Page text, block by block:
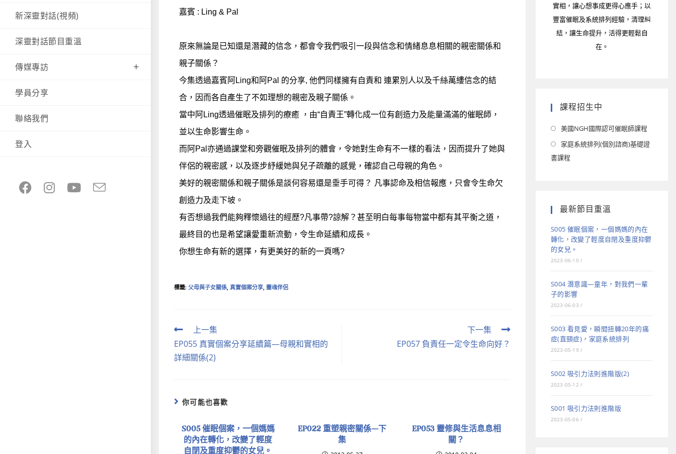
新深靈對話(視頻)
深靈對話節目重溫
傳媒專訪
學員分享
聯絡我們
登入
嘉賓 : Ling & Pal
原來無論是已知還是潛藏的信念，都會令我們吸引一段與信念和情緒息息相關的親密關係和
親子關係？
今集透過嘉賓阿Ling和阿Pal 的分享, 他們同樣擁有自責和 連累別人以及千絲萬縷信念的結
合，因而各自產生了不如理想的親密及親子關係。
當中阿Ling透過催眠及排列的療癒 ，由“自責王”轉化成一位有創造力及能量滿滿的催眠師，
並以生命影響生命。
而阿Pal亦通過課堂和旁觀催眠及排列的體會，令她對生命有不一樣的看法，因而提升了她與
伴侶的親密感，以及逐步紓緩她與兒子疏離的感覺，確認自己母親的角色。
美好的親密關係和親子關係是談何容易還是垂手可得？ 凡事認命及相信報應，只會令生命欠
創造力及走下坡。
有否想過我們能夠釋懷過往的經歷?凡事帶?諒解？甚至明白每事每物當中都有其平衡之道，
最終目的也是希望讓愛重新流動，令生命延續和成長。
你想生命有新的選擇，有更美好的新的一頁嗎?
標籤: 父母與子女關係, 真實個案分享, 靈魂伴侶
上一集
EP055 真實個案分享延續篇—母親和實相的
詳細關係(2)
下一集
EP057 負責任一定令生命向好？
你可能也喜歡
S005 催眠個案，一個媽媽
的內在轉化，改變了輕度
EP022 重塑親密關係—下
集
EP053 靈修與生活息息相
關？
實相，讓心想事成更得心應手；以
豐富催眠及系統排列經驗，清理糾
結，讓生命提升，活得更輕鬆自
在。
課程招生中
美國NGH國際認可催眠師課程
家庭系統排列(個別諮商)基礎證
書課程
最新節目重溫
S005 催眠個案，一個媽媽的內在
轉化，改變了輕度自閉及重度抑鬱
的女兒。
2023-06-10 /
S004 潛意識—童年，對我們一輩
子的影響
2023-06-03 /
S003 看見愛，瞬間扭轉20年的痛
症(直頸症)，家庭系統排列
2023-05-19 /
S002 吸引力法則進階版(2)
2023-05-12 /
S001 吸引力法則進階版
2023-05-06 /